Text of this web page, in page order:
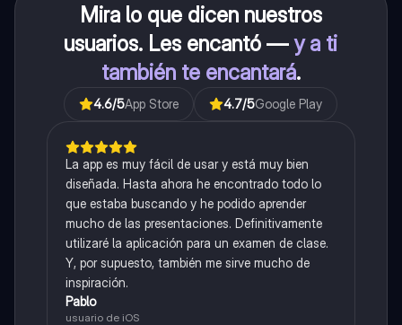
Mira lo que dicen nuestros
usuarios. Les encantó —y a ti
también te encantará.
4.6/5App Store 4.7/5Google Play
La app es muy fácil de usar y está muy bien
diseñada. Hasta ahora he encontrado todo lo
que estaba buscando y he podido aprender
mucho de las presentaciones. Definitivamente
utilizaré la aplicación para un examen de clase.
Y, por supuesto, también me sirve mucho de
inspiración.
Pablo
usuario de iOS